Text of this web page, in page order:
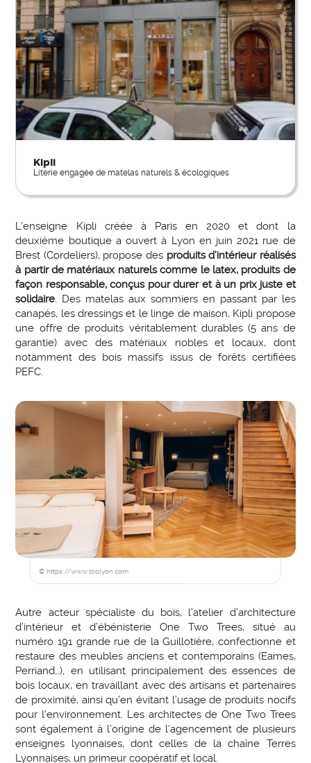
Kipli
Literie engagée de matelas naturels & écologiques
L’enseigne Kipli créée à Paris en 2020 et dont la
deuxième boutique a ouvert à Lyon en juin 2021 rue de
Brest (Cordeliers), propose des produits d’intérieur réalisés
à partir de matériaux naturels comme le latex, produits de
façon responsable, conçus pour durer et à un prix juste et
solidaire. Des matelas aux sommiers en passant par les
canapés, les dressings et le linge de maison, Kipli propose
une offre de produits véritablement durables (5 ans de
garantie) avec des matériaux nobles et locaux, dont
notamment des bois massifs issus de forêts certifiées
PEFC.
© https://www.toolyon.com
Autre acteur spécialiste du bois, l’atelier d’architecture
d’intérieur et d’ébénisterie One Two Trees, situé au
numéro 191 grande rue de la Guillotière, confectionne et
restaure des meubles anciens et contemporains (Eames,
Perriand…), en utilisant principalement des essences de
bois locaux, en travaillant avec des artisans et partenaires
de proximité, ainsi qu’en évitant l’usage de produits nocifs
pour l’environnement. Les architectes de One Two Trees
sont également à l’origine de l’agencement de plusieurs
enseignes lyonnaises, dont celles de la chaîne Terres
Lyonnaises, un primeur coopératif et local.